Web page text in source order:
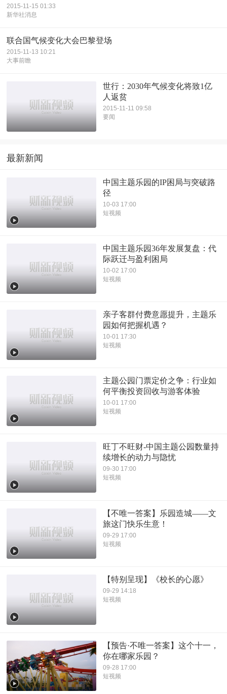
2015-11-15 01:33
新华社消息
联合国气候变化大会巴黎登场
2015-11-13 10:21
大事前瞻
世行：2030年气候变化将致1亿
人返贫
2015-11-11 09:58
要闻
最新新闻
中国主题乐园的IP困局与突破路
径
10-03 17:00
短视频
中国主题乐园36年发展复盘：代
际跃迁与盈利困局
10-02 17:00
短视频
亲子客群付费意愿提升，主题乐
园如何把握机遇？
10-01 17:30
短视频
主题公园门票定价之争：行业如
何平衡投资回收与游客体验
10-01 17:00
短视频
旺丁不旺财-中国主题公园数量持
续增长的动力与隐忧
09-30 17:00
短视频
【不唯一答案】乐园造城——文
旅这门快乐生意！
09-29 17:00
短视频
【特别呈现】《校长的心愿》
09-29 14:18
短视频
【预告·不唯一答案】这个十一，
你在哪家乐园？
09-28 17:00
短视频